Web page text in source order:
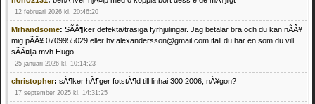
12 februari 2026 kl. 20:46:20
Mrhandsome: SÃÂ¶ker defekta/trasiga fyrhjulingar. Jag betalar bra och du kan nÃÂ¥
mig pÃÂ¥ 0709955029 eller hv.alexandersson@gmail.com ifall du har en som du vill
sÃÂ¤lja mvh Hugo
25 januari 2026 kl. 10:14:23
christopher: sÃ¶ker hÃ¶ger fotstÃ¶d till linhai 300 2006, nÃ¥gon?
17 september 2025 kl. 14:31:25